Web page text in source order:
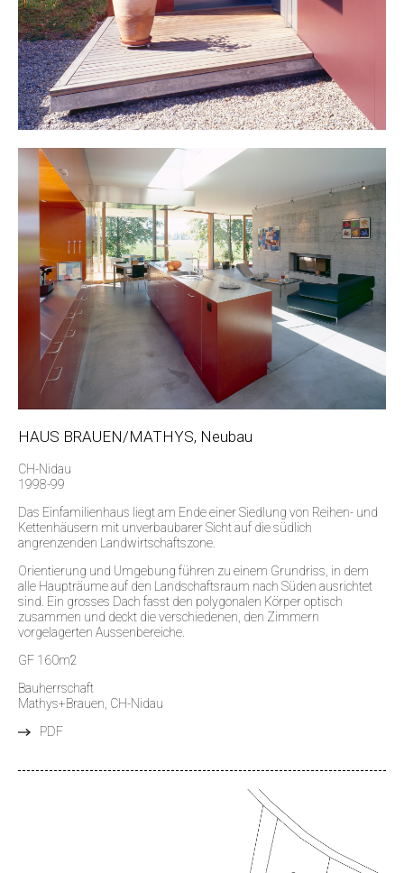
HAUS BRAUEN/MATHYS, Neubau
CH-Nidau
1998-99
Das Einfamilienhaus liegt am Ende einer Siedlung von Reihen- und
Kettenhäusern mit unverbaubarer Sicht auf die südlich
angrenzenden Landwirtschaftszone.
Orientierung und Umgebung führen zu einem Grundriss, in dem
alle Haupträume auf den Landschaftsraum nach Süden ausrichtet
sind. Ein grosses Dach fasst den polygonalen Körper optisch
zusammen und deckt die verschiedenen, den Zimmern
vorgelagerten Aussenbereiche.
GF 160m2
Bauherrschaft
Mathys+Brauen, CH-Nidau
PDF